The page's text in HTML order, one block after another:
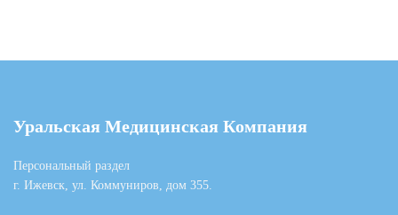
Уральская Медицинская Компания
Персональный раздел
г. Ижевск, ул. Коммуниров, дом 355.